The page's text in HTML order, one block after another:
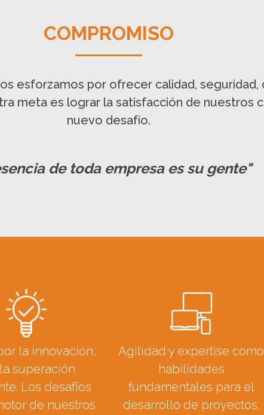
COMPROMISO
esforzamos por ofrecer calidad, seguridad,
meta es lograr la satisfacción de nuestros
nuevo desafío.
de toda empresa es su gente"
la innovación,
superación
Los desafíos
de nuestros
Agilidad y expertise como
habilidades
fundamentales para el
desarrollo de proyectos.